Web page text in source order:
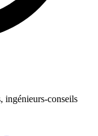
ingénieurs-conseils